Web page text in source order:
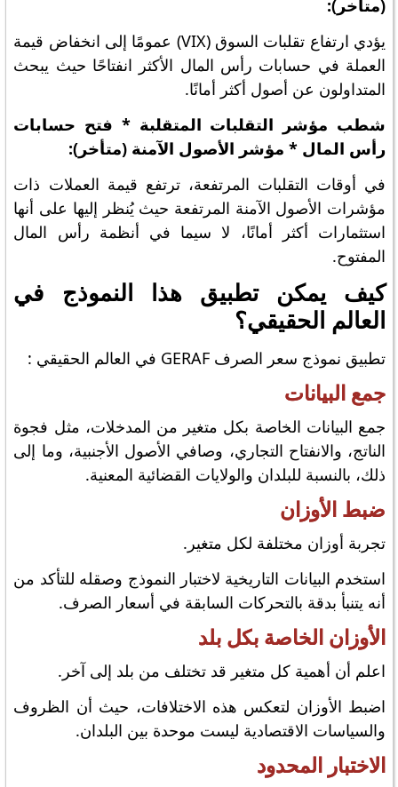
(متأخر):
يؤدي ارتفاع تقلبات السوق (VIX) عمومًا إلى انخفاض قيمة
العملة في حسابات رأس المال الأكثر انفتاحًا حيث يبحث
المتداولون عن أصول أكثر أمانًا.
شطب مؤشر التقلبات المتقلبة * فتح حسابات
رأس المال * مؤشر الأصول الآمنة (متأخر):
في أوقات التقلبات المرتفعة، ترتفع قيمة العملات ذات
مؤشرات الأصول الآمنة المرتفعة حيث يُنظر إليها على أنها
استثمارات أكثر أمانًا، لا سيما في أنظمة رأس المال
المفتوح.
كيف يمكن تطبيق هذا النموذج في
العالم الحقيقي؟
تطبيق نموذج سعر الصرف GERAF في العالم الحقيقي :
جمع البيانات
جمع البيانات الخاصة بكل متغير من المدخلات، مثل فجوة
الناتج، والانفتاح التجاري، وصافي الأصول الأجنبية، وما إلى
ذلك، بالنسبة للبلدان والولايات القضائية المعنية.
ضبط الأوزان
تجربة أوزان مختلفة لكل متغير.
استخدم البيانات التاريخية لاختبار النموذج وصقله للتأكد من
أنه يتنبأ بدقة بالتحركات السابقة في أسعار الصرف.
الأوزان الخاصة بكل بلد
اعلم أن أهمية كل متغير قد تختلف من بلد إلى آخر.
اضبط الأوزان لتعكس هذه الاختلافات، حيث أن الظروف
والسياسات الاقتصادية ليست موحدة بين البلدان.
الاختبار المحدود